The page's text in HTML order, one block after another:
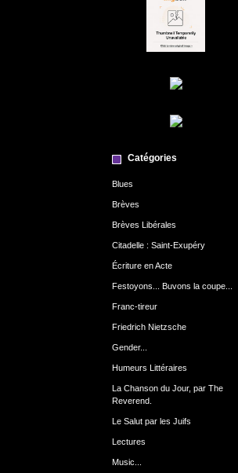
Catégories
Blues
Brèves
Brèves Libérales
Citadelle : Saint-Exupéry
Écriture en Acte
Festoyons... Buvons la coupe...
Franc-tireur
Friedrich Nietzsche
Gender...
Humeurs Littéraires
La Chanson du Jour, par The
Reverend.
Le Salut par les Juifs
Lectures
Music...